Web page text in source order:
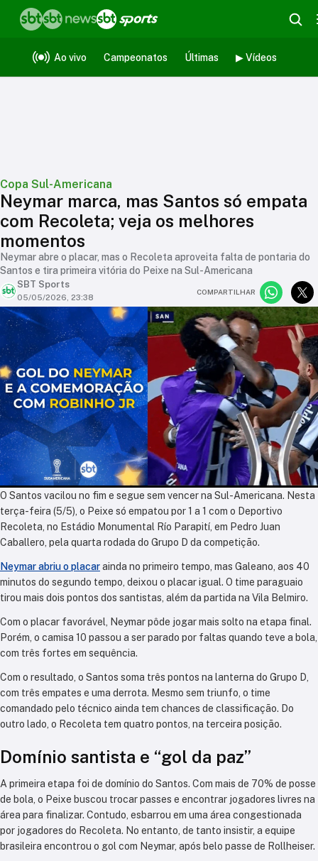
Ao vivo Campeonatos Últimas ▶ Vídeos
Copa Sul-Americana
Neymar marca, mas Santos só empata
com Recoleta; veja os melhores
momentos
Neymar abre o placar, mas o Recoleta aproveita falta de pontaria do
Santos e tira primeira vitória do Peixe na Sul-Americana
SBT Sports
05/05/2026, 23:38
COMPARTILHAR
O Santos vacilou no fim e segue sem vencer na Sul-Americana. Nesta
terça-feira (5/5), o Peixe só empatou por 1 a 1 com o Deportivo
Recoleta, no Estádio Monumental Río Parapití, em Pedro Juan
Caballero, pela quarta rodada do Grupo D da competição.
Neymar abriu o placarainda no primeiro tempo, mas Galeano, aos 40
minutos do segundo tempo, deixou o placar igual. O time paraguaio
tirou mais dois pontos dos santistas, além da partida na Vila Belmiro.
Com o placar favorável, Neymar pôde jogar mais solto na etapa final.
Porém, o camisa 10 passou a ser parado por faltas quando teve a bola,
com três fortes em sequência.
Com o resultado, o Santos soma três pontos na lanterna do Grupo D,
com três empates e uma derrota. Mesmo sem triunfo, o time
comandado pelo técnico ainda tem chances de classificação. Do
outro lado, o Recoleta tem quatro pontos, na terceira posição.
Domínio santista e “gol da paz”
A primeira etapa foi de domínio do Santos. Com mais de 70% de posse
de bola, o Peixe buscou trocar passes e encontrar jogadores livres na
área para finalizar. Contudo, esbarrou em uma área congestionada
por jogadores do Recoleta. No entanto, de tanto insistir, a equipe
brasileira encontrou o gol com Neymar, após belo passe de Rollheiser.